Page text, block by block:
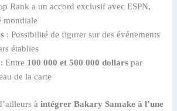
Rank a un accord exclusif avec ESPN,
mondiale
: Possibilité de figurer sur des événements
établies
: Entre 100 000 et 500 000 dollars par
de la carte
àintégrer Bakary Samake à l’une